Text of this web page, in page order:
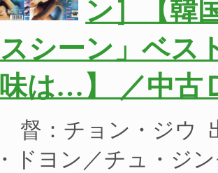
ン］【韓
シーン」ベス
は…】 ／中古
：チョン・ジウ
ドヨン／チュ・ジ